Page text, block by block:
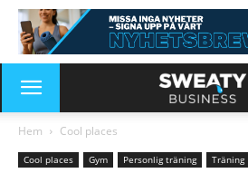
Hem Cool places
Cool places Gym Personlig träning Träning